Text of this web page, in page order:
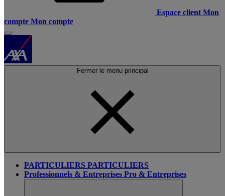
Espace client Mon
compte Mon compte
Fermer le menu principal
PARTICULIERS PARTICULIERS
Professionnels & Entreprises Pro & Entreprises